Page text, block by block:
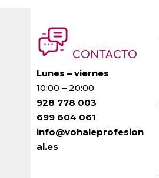
CONTACTO
Lunes – viernes
10:00 – 20:00
928 778 003
699 604 061
info@vohaleprofesion
al.es